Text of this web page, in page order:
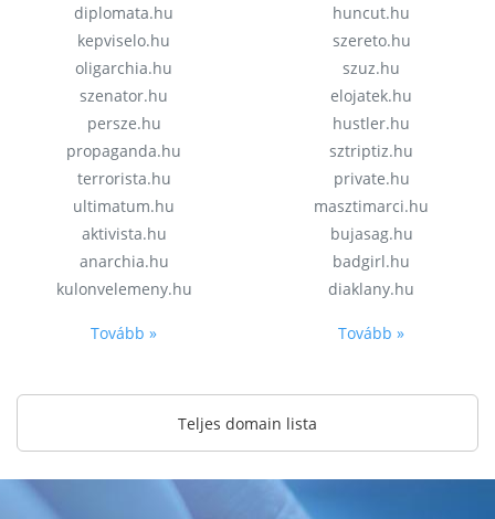
diplomata.hu
kepviselo.hu
oligarchia.hu
szenator.hu
persze.hu
propaganda.hu
terrorista.hu
ultimatum.hu
aktivista.hu
anarchia.hu
kulonvelemeny.hu
Tovább »
huncut.hu
szereto.hu
szuz.hu
elojatek.hu
hustler.hu
sztriptiz.hu
private.hu
masztimarci.hu
bujasag.hu
badgirl.hu
diaklany.hu
Tovább »
Teljes domain lista